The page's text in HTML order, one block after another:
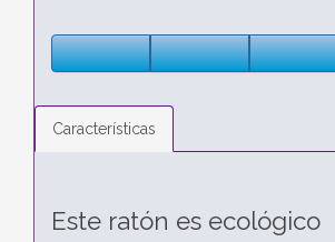
Características
Este ratón es ecológico